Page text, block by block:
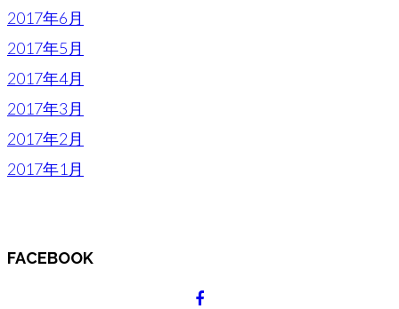
2017年6月
2017年5月
2017年4月
2017年3月
2017年2月
2017年1月
FACEBOOK